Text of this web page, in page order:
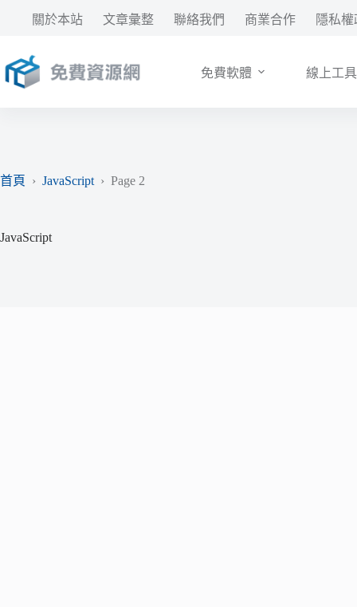
要
內
關於本站 文章彙整 聯絡我們 商業合作 隱私
免費軟體 線上工具
首頁 › JavaScript › Page 2
JavaScript